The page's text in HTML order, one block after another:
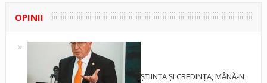
OPINII
ȘTIINȚA ȘI CREDINȚA, MÂNĂ-N